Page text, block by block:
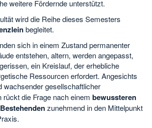
weitere Fördernde unterstützt.
wird die Reihe dieses Semesters
begleitet.
sich in einem Zustand permanenter
entstehen, altern, werden angepasst,
ein Kreislauf, der erhebliche
Ressourcen erfordert. Angesichts
wachsender gesellschaftlicher
rückt die Frage nach einem bewussteren
zunehmend in den Mittelpunkt